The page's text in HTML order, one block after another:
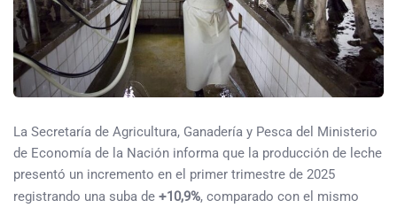
La Secretaría de Agricultura, Ganadería y Pesca del Ministerio
de Economía de la Nación informa que la producción de leche
presentó un incremento en el primer trimestre de 2025
registrando una suba de +10,9%, comparado con el mismo